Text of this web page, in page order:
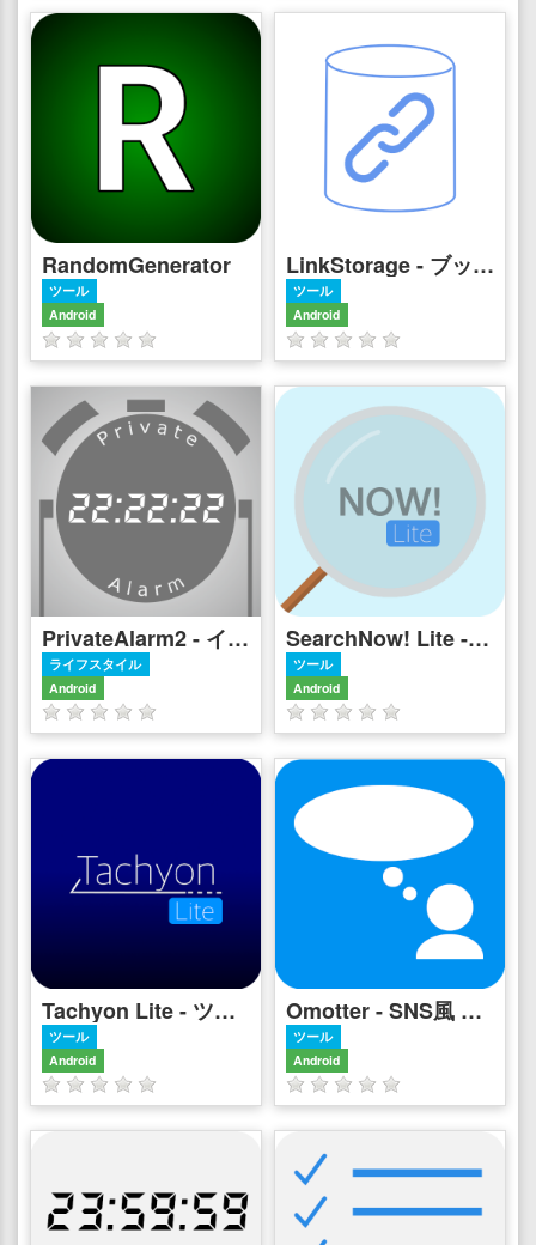
RandomGenerator
ツール
Android
LinkStorage - ブックマーク管理アプリ
ツール
Android
PrivateAlarm2 - イヤホン専用アラームアプリ
ライフスタイル
Android
SearchNow! Lite - ツイート検索補助アプリ
ツール
Android
Tachyon Lite - ツイート投稿補助アプリ
ツール
Android
Omotter - SNS風 日記アプリ/メモアプリ
ツール
Android